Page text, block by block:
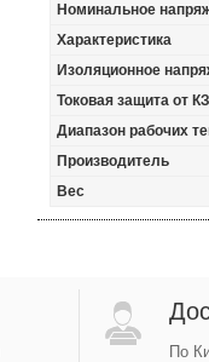
Номинальное
Характеристика
Изоляционное
Токовая защита от КЗ
Диапазон рабочих
Производитель
Вес
По